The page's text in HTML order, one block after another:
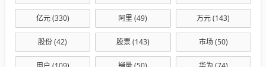
亿元(330) 阿里 (49) 万元(143)
股份(42) 股票(143) 市场(50)